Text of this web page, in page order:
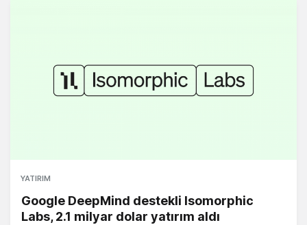
YATIRIM
Google DeepMind destekli Isomorphic
Labs, 2.1 milyar dolar yatırım aldı